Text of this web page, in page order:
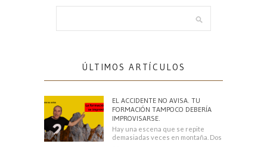
ÚLTIMOS ARTÍCULOS
EL ACCIDENTE NO AVISA. TU
FORMACIÓN TAMPOCO DEBERÍA
IMPROVISARSE.
Hay una escena que se repite
demasiadas veces en montaña. Dos